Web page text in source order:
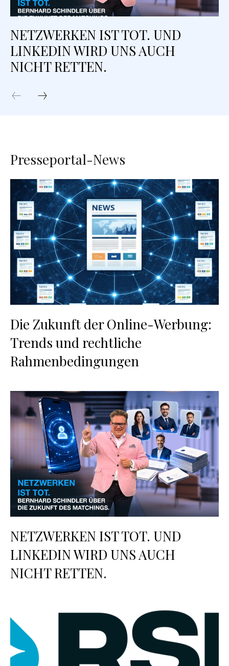
NETZWERKEN IST TOT. UND
LINKEDIN WIRD UNS AUCH
NICHT RETTEN.
Presseportal-News
Die Zukunft der Online-Werbung:
Trends und rechtliche
Rahmenbedingungen
NETZWERKEN IST TOT. UND
LINKEDIN WIRD UNS AUCH
NICHT RETTEN.